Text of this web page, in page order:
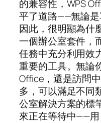
的兼容性，WPS
平了道路——無論是
因此，很明顯為什
一個辦公室套件，
任務中充分利用效
重要的工具。無論
Office，還是訪問
多，可以滿足不同
公室解決方案的標
來正在等待中——用